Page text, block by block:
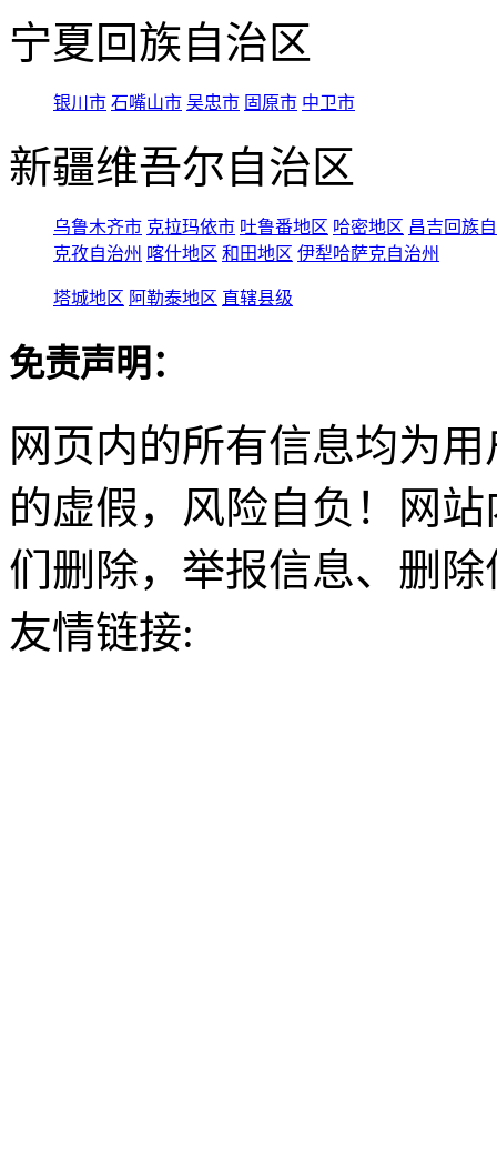
宁夏回族自治区
银川市 石嘴山市 吴忠市 固原市 中卫市
新疆维吾尔自治区
乌鲁木齐市 克拉玛依市 吐鲁番地区 哈密地区 昌吉回族
克孜自治州 喀什地区 和田地区 伊犁哈萨克自治州
塔城地区 阿勒泰地区 直辖县级
免责声明：
网页内的所有信息均为
的虚假，风险自负！网
们删除，举报信息、删
友情链接: